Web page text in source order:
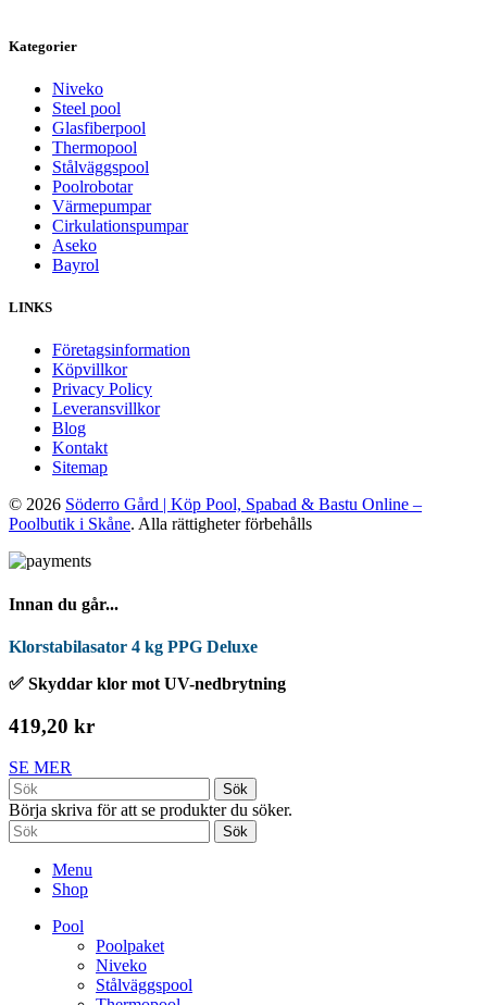
Kategorier
Niveko
Steel pool
Glasfiberpool
Thermopool
Stålväggspool
Poolrobotar
Värmepumpar
Cirkulationspumpar
Aseko
Bayrol
LINKS
Företagsinformation
Köpvillkor
Privacy Policy
Leveransvillkor
Blog
Kontakt
Sitemap
© 2026 Söderro Gård | Köp Pool, Spabad & Bastu Online –
Poolbutik i Skåne. Alla rättigheter förbehålls
Innan du går...
Klorstabilasator 4 kg PPG Deluxe
✅ Skyddar klor mot UV-nedbrytning
419,20 kr
SE MER
Sök
Börja skriva för att se produkter du söker.
Sök
Menu
Shop
Pool
Poolpaket
Niveko
Stålväggspool